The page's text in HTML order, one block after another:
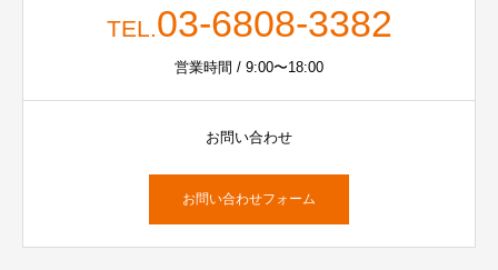
TEL.03-6808-3382
営業時間 / 9:00〜18:00
お問い合わせ
お問い合わせフォーム